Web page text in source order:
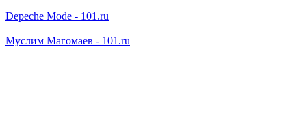
Depeche Mode - 101.ru
Муслим Магомаев - 101.ru